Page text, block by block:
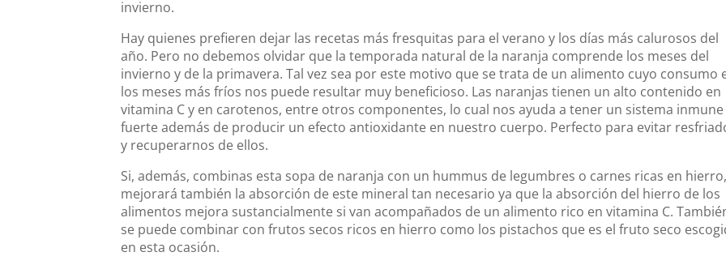
invierno.
Hay quienes prefieren dejar las recetas más fresquitas para el verano y los días más calurosos del
año. Pero no debemos olvidar que la temporada natural de la naranja comprende los meses del
invierno y de la primavera. Tal vez sea por este motivo que se trata de un alimento cuyo consumo
los meses más fríos nos puede resultar muy beneficioso. Las naranjas tienen un alto contenido en
vitamina C y en carotenos, entre otros componentes, lo cual nos ayuda a tener un sistema inmune
fuerte además de producir un efecto antioxidante en nuestro cuerpo. Perfecto para evitar
y recuperarnos de ellos.
Si, además, combinas esta sopa de naranja con un hummus de legumbres o carnes ricas en hierro,
mejorará también la absorción de este mineral tan necesario ya que la absorción del hierro de los
alimentos mejora sustancialmente si van acompañados de un alimento rico en vitamina C.
se puede combinar con frutos secos ricos en hierro como los pistachos que es el fruto seco
en esta ocasión.